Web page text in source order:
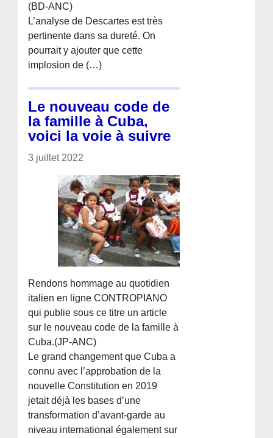
(BD-ANC)
L’analyse de Descartes est très
pertinente dans sa dureté. On
pourrait y ajouter que cette
implosion de (…)
Le nouveau code de
la famille à Cuba,
voici la voie à suivre
3 juillet 2022
Rendons hommage au quotidien
italien en ligne CONTROPIANO
qui publie sous ce titre un article
sur le nouveau code de la famille à
Cuba.(JP-ANC)
Le grand changement que Cuba a
connu avec l’approbation de la
nouvelle Constitution en 2019
jetait déjà les bases d’une
transformation d’avant-garde au
niveau international également sur